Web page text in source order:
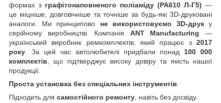
формах з графітонаповненого поліаміду (PA610 Л-Г5) —
це міцніше, довговічніше та точніше за будь-які 3D-друковані
аналоги. Ми принципово не використовуємо 3D-друку
серійному виробництві. Компанія ANT Manufacturing —
український виробник ремкомплектів, який працює з 2017
року . За цей час автолюбителі придбали понад 100 000
комплектів , що підтверджує високу довіру та якість нашої
продукції.
Проста установка без спеціальних інструментів
Підходить для самостійного ремонту , навіть без досвіду.